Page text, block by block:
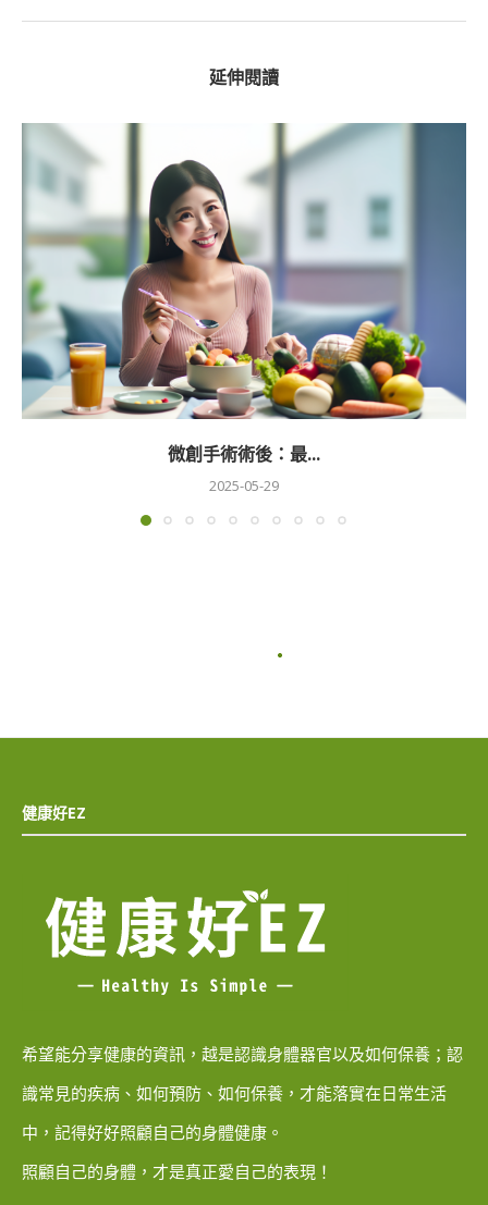
延伸閱讀
微創手術術後：最...
2025-05-29
健康好EZ
希望能分享健康的資訊，越是認識身體器官以及如何保養；認
識常見的疾病、如何預防、如何保養，才能落實在日常生活
中，記得好好照顧自己的身體健康。
照顧自己的身體，才是真正愛自己的表現！